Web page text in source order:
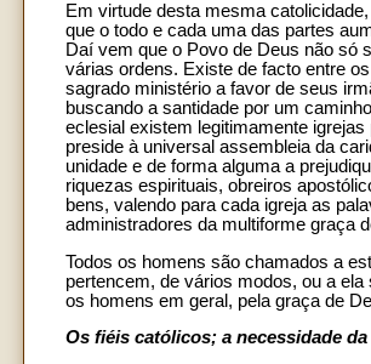
Em virtude desta mesma
que o todo e cada uma das partes
Daí vem que o Povo de Deus não só
várias ordens. Existe de facto entre
sagrado ministério a favor de seus
buscando a santidade por um
eclesial existem legitimamente
preside à universal assembleia da
unidade e de forma alguma a
riquezas espirituais, obreiros
bens, valendo para cada igreja as
administradores da multiforme graça
Todos os homens são chamados a
pertencem, de vários modos, ou a
os homens em geral, pela graça de
Os fiéis católicos; a necessidade da